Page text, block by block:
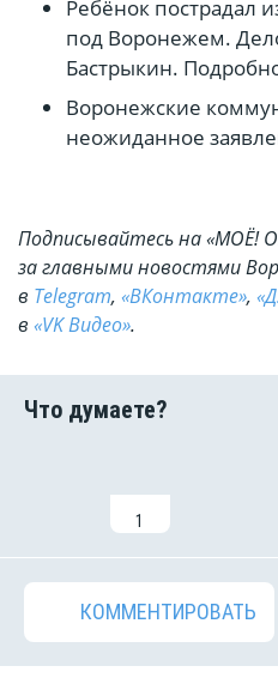
Ребёнок пострадал
под Воронежем.
Бастрыкин.
Воронежские
неожиданное
Подписывайтесь на «МОЁ!
за главными новостями
в Telegram, «ВКонтакте»,
в «VK Видео».
1
КОММЕНТИРОВАТЬ